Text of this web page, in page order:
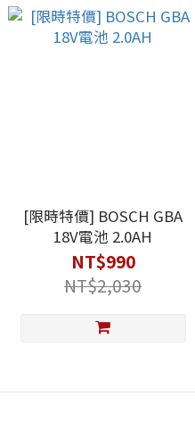
[限時特價] BOSCH GBA
18V電池 2.0AH
NT$990
NT$2,030